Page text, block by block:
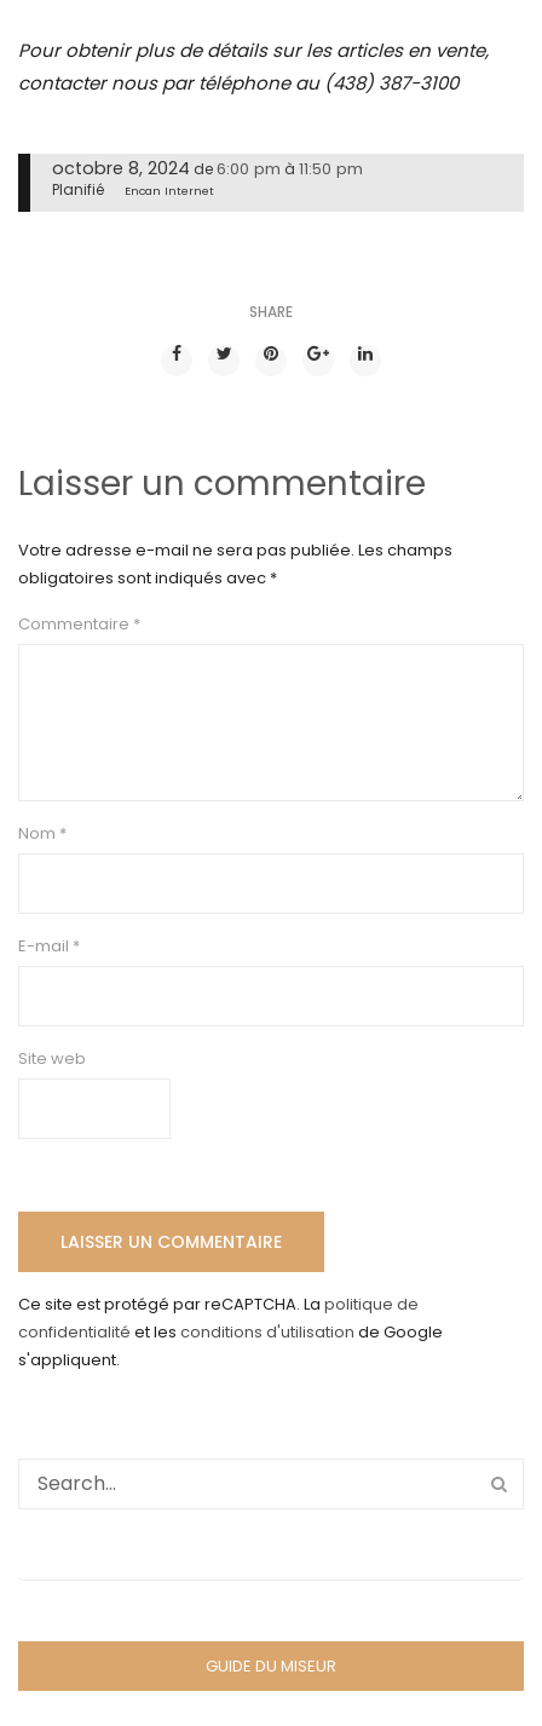
Pour obtenir plus de détails sur les articles en vente,
contacter nous par téléphone au (438) 387-3100
octobre 8, 2024 de6:00 pm à 11:50 pm
Planifié Encan Internet
SHARE
Laisser un commentaire
Votre adresse e-mail ne sera pas publiée. Les champs
obligatoires sont indiqués avec *
Commentaire *
Nom *
E-mail *
Site web
Ce site est protégé par reCAPTCHA. La politique de
confidentialité et les conditions d'utilisation de Google
s'appliquent.
GUIDE DU MISEUR